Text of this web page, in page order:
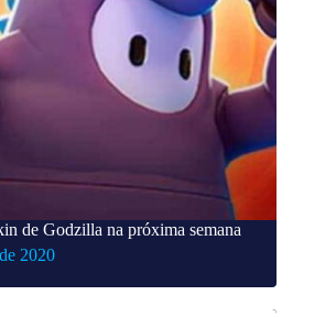
de Godzilla na próxima semana
2020